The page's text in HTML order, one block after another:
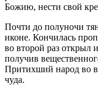
Божию, нести свой
Почти до полуночи
иконе. Кончилась
во второй раз открыл
получив
Притихший народ во
чуда.